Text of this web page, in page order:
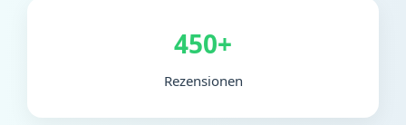
450+
Rezensionen